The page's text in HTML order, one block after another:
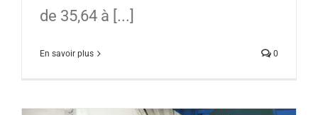
de 35,64 à [...]
En savoir plus 0